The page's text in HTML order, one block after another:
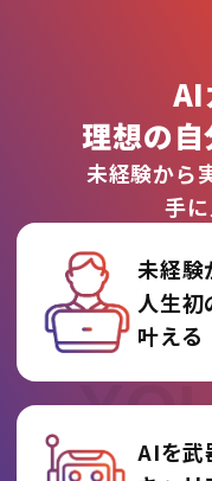
AI
理想の
未経験から
手
未経験
人生初
叶える
AIを武